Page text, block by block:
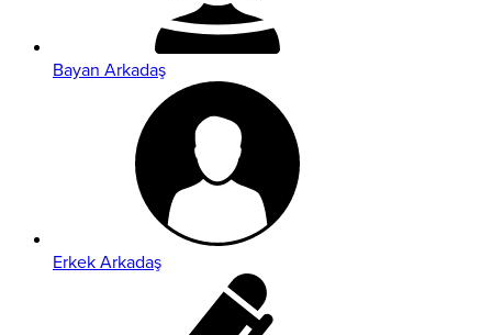
Bayan Arkadaş
Erkek Arkadaş